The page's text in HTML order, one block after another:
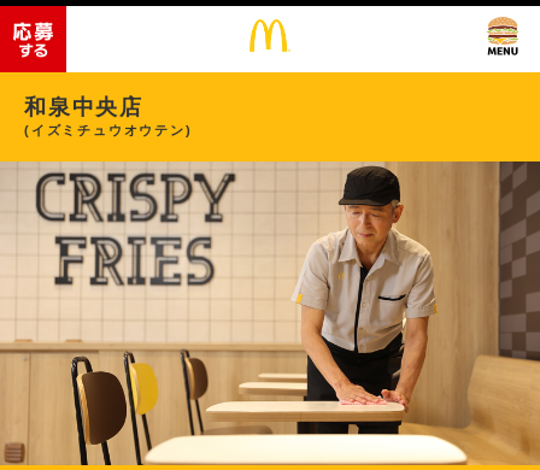
和泉中央店
(イズミチュウオウテン)